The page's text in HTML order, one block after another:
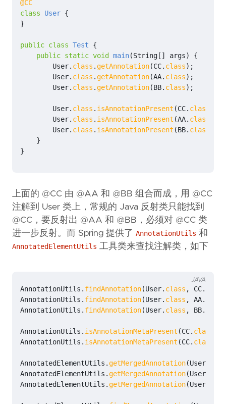
@CC
class
User {
}
public class Test
{
public static void main(String [] args)
{
User. class .getAnnotation(CC. class);
User. class .getAnnotation(AA. class);
User. class .getAnnotation(BB. class);
User. class . isAnnotationPresent (CC. class
User. class . isAnnotationPresent (AA. class
User. class . isAnnotationPresent (BB. class
}
}
上面的 @CC 由 @AA 和 @BB 组合而成，用 @CC
注解到 User 类上，常规的 Java 反射类只能找到
@CC，要反射出 @AA 和 @BB，必须对 @CC 类
进一步反射。而 Spring 提供了 AnnotationUtils 和
AnnotatedElementUtils 工具类来查找注解类，如下
AnnotationUtils . findAnnotation(User. class , CC.
AnnotationUtils . findAnnotation(User. class , AA.
AnnotationUtils . findAnnotation(User. class , BB.
AnnotationUtils . isAnnotationMetaPresent (CC. class
AnnotationUtils . isAnnotationMetaPresent (CC. class
AnnotatedElementUtils .getMergedAnnotation(User
AnnotatedElementUtils .getMergedAnnotation(User
AnnotatedElementUtils .getMergedAnnotation(User
JAVA